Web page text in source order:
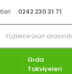
0242 230 31 71
Gıda
Takviyeleri